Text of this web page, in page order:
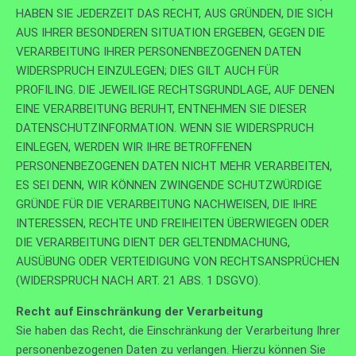
HABEN SIE JEDERZEIT DAS RECHT, AUS GRÜNDEN, DIE SICH
AUS IHRER BESONDEREN SITUATION ERGEBEN, GEGEN DIE
VERARBEITUNG IHRER PERSONENBEZOGENEN DATEN
WIDERSPRUCH EINZULEGEN; DIES GILT AUCH FÜR
PROFILING. DIE JEWEILIGE RECHTSGRUNDLAGE, AUF DENEN
EINE VERARBEITUNG BERUHT, ENTNEHMEN SIE DIESER
DATENSCHUTZINFORMATION. WENN SIE WIDERSPRUCH
EINLEGEN, WERDEN WIR IHRE BETROFFENEN
PERSONENBEZOGENEN DATEN NICHT MEHR VERARBEITEN,
ES SEI DENN, WIR KÖNNEN ZWINGENDE SCHUTZWÜRDIGE
GRÜNDE FÜR DIE VERARBEITUNG NACHWEISEN, DIE IHRE
INTERESSEN, RECHTE UND FREIHEITEN ÜBERWIEGEN ODER
DIE VERARBEITUNG DIENT DER GELTENDMACHUNG,
AUSÜBUNG ODER VERTEIDIGUNG VON RECHTSANSPRÜCHEN
(WIDERSPRUCH NACH ART. 21 ABS. 1 DSGVO).
Recht auf Einschränkung der Verarbeitung
Sie haben das Recht, die Einschränkung der Verarbeitung Ihrer
personenbezogenen Daten zu verlangen. Hierzu können Sie